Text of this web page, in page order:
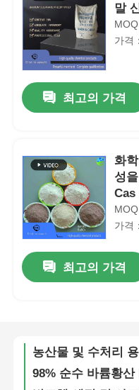
홈
제품 소개
동영상
공장 투어
말
가격
최고의 가격
화
성
Cas
가격
최고의 가격